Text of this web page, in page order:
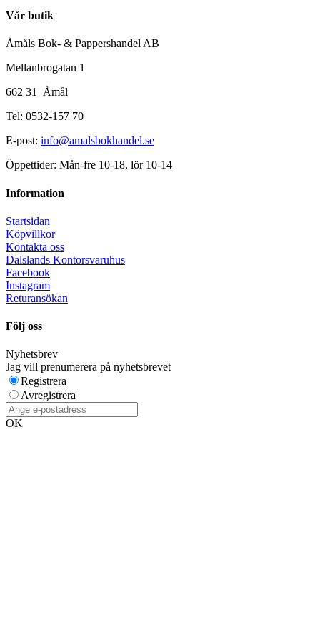
Vår butik
Åmåls Bok- & Pappershandel AB
Mellanbrogatan 1
662 31 Åmål
Tel: 0532-157 70
E-post: info@amalsbokhandel.se
Öppettider: Mån-fre 10-18, lör 10-14
Information
Startsidan
Köpvillkor
Kontakta oss
Dalslands Kontorsvaruhus
Facebook
Instagram
Returansökan
Följ oss
Nyhetsbrev
Jag vill prenumerera på nyhetsbrevet
Registrera
Avregistrera
OK